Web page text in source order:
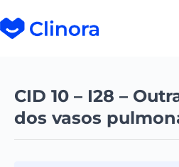
CID 10 – I28 –
dos vasos